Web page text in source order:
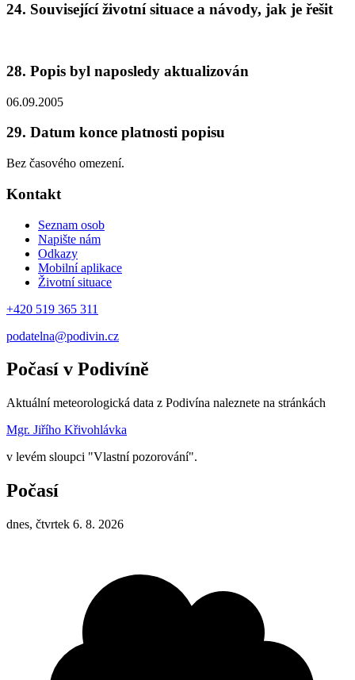
24. Související životní situace a návody, jak je řešit
28. Popis byl naposledy aktualizován
06.09.2005
29. Datum konce platnosti popisu
Bez časového omezení.
Kontakt
Seznam osob
Napište nám
Odkazy
Mobilní aplikace
Životní situace
+420 519 365 311
podatelna@podivin.cz
Počasí v Podivíně
Aktuální meteorologická data z Podivína naleznete na stránkách
Mgr. Jiřího Křivohlávka
v levém sloupci "Vlastní pozorování".
Počasí
dnes, čtvrtek 6. 8. 2026